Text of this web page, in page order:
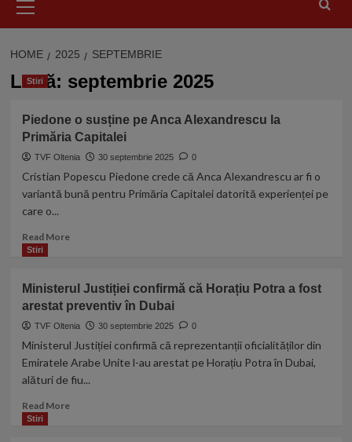
Menu
HOME 2025 SEPTEMBRIE
Lună: septembrie 2025
Stiri
Piedone o susține pe Anca Alexandrescu la
Primăria Capitalei
TVF Oltenia 30 septembrie 2025 0
Cristian Popescu Piedone crede că Anca Alexandrescu ar fi o
variantă bună pentru Primăria Capitalei datorită experienței pe
care o...
Read MoreRead
o
susține
pe
Anca
Alexandrescu
la
Primăria
Stiri
Ministerul Justiției confirmă că Horațiu Potra a fost
arestat preventiv în Dubai
TVF Oltenia 30 septembrie 2025 0
Ministerul Justiției confirmă că reprezentanții oficialităților din
Emiratele Arabe Unite l-au arestat pe Horațiu Potra în Dubai,
alături de fiu...
Read MoreRead
Stiri